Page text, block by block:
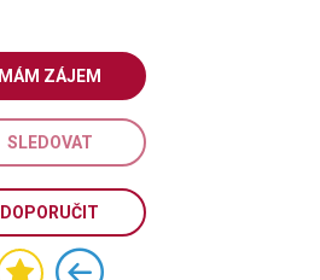
MÁM ZÁJEM
SLEDOVAT
DOPORUČIT